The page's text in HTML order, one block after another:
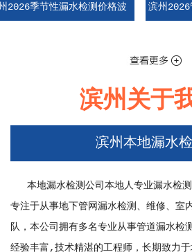
季节性漏水检测价格波 滨州2026
季节性漏水检测价格波
滨州2026管
滨州关于
滨州本地漏水
本地漏水检测公司本地人专业漏水检
专注于从事地下管网漏水检测、维修、室
队，本公司拥有多名专业从事管道漏水检
经验丰富,技术精湛的工程师，长期致力于